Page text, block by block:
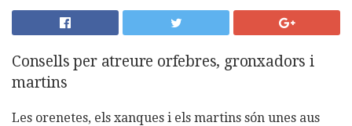
Consells per atreure orfebres, gronxadors i
martins
Les orenetes, els xanques i els martins són unes aus